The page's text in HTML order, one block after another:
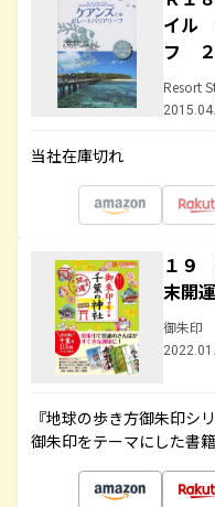
イル
フ ２
Resort
当社在庫切れ
１９
末開
御朱印
『地球の歩き方御朱印シ
御朱印をテーマにした書